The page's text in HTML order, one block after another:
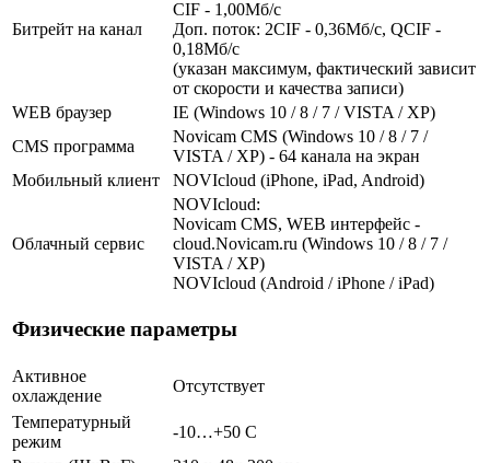
Битрейт на канал
CIF - 1,00Мб/с
Доп. поток: 2CIF - 0,36Мб/с, QCIF -
0,18Мб/с
(указан максимум, фактический зависит
от скорости и качества записи)
WEB браузер
IE (Windows 10 / 8 / 7 / VISTA / XP)
CMS программа
Novicam CMS (Windows 10 / 8 / 7 /
VISTA / XP) - 64 канала на экран
Мобильный клиент
NOVIcloud (iPhone, iPad, Android)
Облачный сервис
NOVIcloud:
Novicam CMS, WEB интерфейс -
cloud.Novicam.ru (Windows 10 / 8 / 7 /
VISTA / XP)
NOVIcloud (Android / iPhone / iPad)
Физические параметры
Активное
охлаждение
Отсутствует
Температурный
режим
-10…+50 С